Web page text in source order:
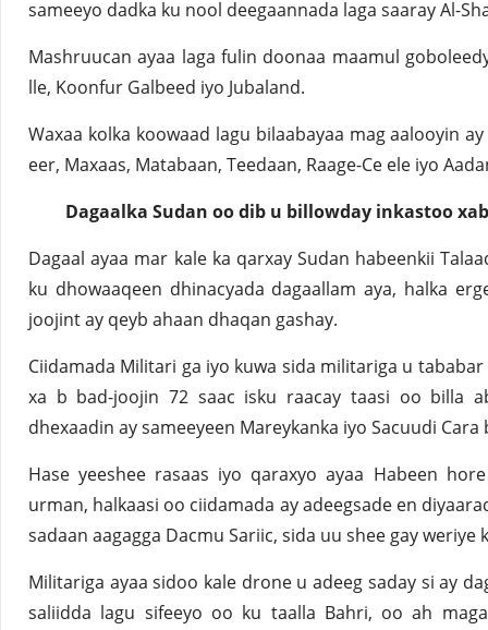
sameeyo dadka ku nool deegaannada laga saaray Al-
Mashruucan ayaa laga fulin doonaa maamul
lle, Koonfur Galbeed iyo Jubaland.
Waxaa kolka koowaad lagu bilaabayaa mag aalooyin
eer, Maxaas, Matabaan, Teedaan, Raage-Ce ele iyo
Dagaalka Sudan oo dib u billowday inkastoo
Dagaal ayaa mar kale ka qarxay Sudan habeenkii
ku dhowaaqeen dhinacyada dagaallam aya, halka
joojint ay qeyb ahaan dhaqan gashay.
Ciidamada Militari ga iyo kuwa sida militariga u tababar
xa b bad-joojin 72 saac isku raacay taasi oo billa
dhexaadin ay sameeyeen Mareykanka iyo Sacuudi Cara
Hase yeeshee rasaas iyo qaraxyo ayaa Habeen
urman, halkaasi oo ciidamada ay adeegsade en
sadaan aagagga Dacmu Sariic, sida uu shee gay weriye
Militariga ayaa sidoo kale drone u adeeg saday si ay
saliidda lagu sifeeyo oo ku taalla Bahri, oo ah